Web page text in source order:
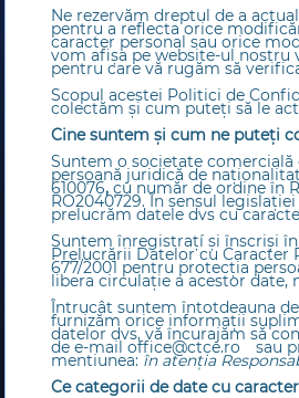
Ne rezervăm dreptul de a
pentru a reflecta orice
caracter personal sau orice
vom afișa pe website-ul
pentru care vă rugăm să
Scopul acestei Politici de
colectăm și cum puteți să le
Cine suntem și cum ne puteți
Suntem o societate comercială
persoană juridică de
610076, cu număr de ordine în
RO2040729. În sensul
prelucrăm datele dvs cu
Suntem înregistraţí şi înscrişi
Prelucrării Datelor cu Caracter
677/2001 pentru protecţia
libera circulaţie a acestor
Întrucât suntem întotdeauna
furnizăm orice informații
datelor dvs, vă încurajăm să
de e-mail office@ctce.ro sau
mentiunea: în atenția
Ce categorii de date cu